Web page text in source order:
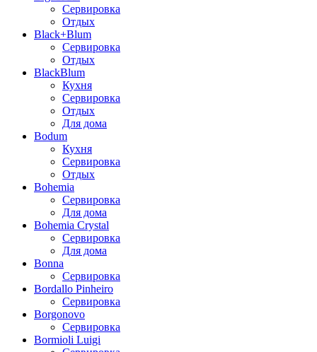
Сервировка
Отдых
Black+Blum
Сервировка
Отдых
BlackBlum
Кухня
Сервировка
Отдых
Для дома
Bodum
Кухня
Сервировка
Отдых
Bohemia
Сервировка
Для дома
Bohemia Crystal
Сервировка
Для дома
Bonna
Сервировка
Bordallo Pinheiro
Сервировка
Borgonovo
Сервировка
Bormioli Luigi